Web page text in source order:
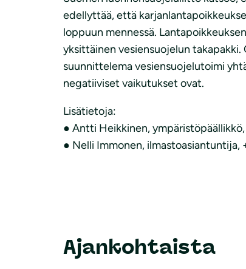
edellyttää, että
loppuun mennessä.
yksittäinen vesiensuojelun takapakki.
suunnittelema vesiensuojelutoimi
negatiiviset vaikutukset ovat.
Lisätietoja:
● Antti Heikkinen,
● Nelli Immonen,
Ajankohtaista